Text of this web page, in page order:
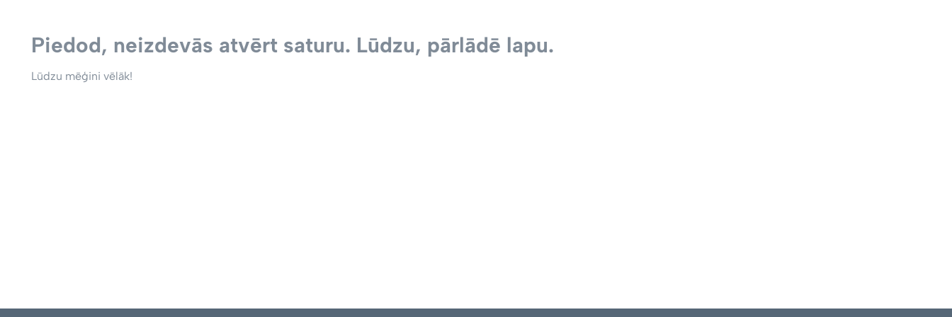
Piedod, neizdevās atvērt saturu. Lūdzu, pārlādē lapu.
Lūdzu mēģini vēlāk!